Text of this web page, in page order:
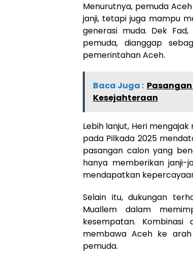
Menurutnya, pemuda
janji, tetapi juga mampu
generasi muda. Dek
pemuda, dianggap
pemerintahan Aceh.
Baca Juga :
Kesejahteraan
Lebih lanjut, Heri
pada Pilkada 2025
pasangan calon yang
hanya memberikan janji-
mendapatkan
Selain itu, dukungan
Muallem dalam
kesempatan.
membawa Aceh ke
pemuda.